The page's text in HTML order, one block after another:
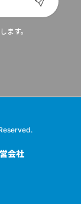
ます。
会社